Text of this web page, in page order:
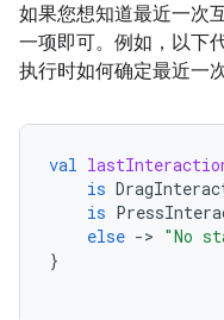
如果您想知道最近一次
一项即可。例如，以下
执行时如何确定最近一
val
is
is
else -> "No
}